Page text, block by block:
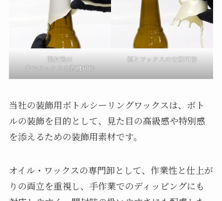
開封後は
手でワックスを剥離可能
瓶とワックスの分別可能
当社の装飾用ボトルシーリングワックスは、ボト
ルの装飾を目的として、見た目の高級感や特別感
を添えるための装飾用素材です。
オイル・ワックスの専門卸として、作業性と仕上が
りの両立を重視し、手作業でのディッピングにも